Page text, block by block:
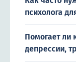
психолога
Помогает ли
депрессии,